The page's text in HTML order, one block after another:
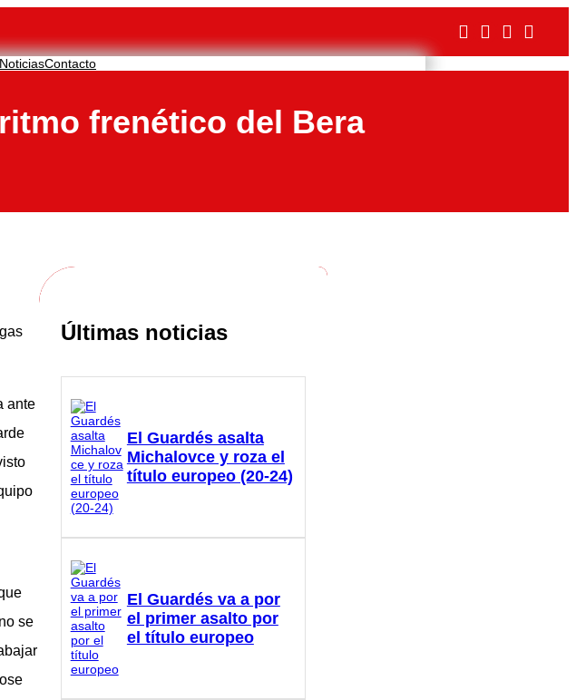
NoticiasContacto
frenético del Bera
ante
se
Últimas noticias
El Guardés asalta
Michalovce y roza el
título europeo (20-24)
El Guardés va a por
el primer asalto por
el título europeo